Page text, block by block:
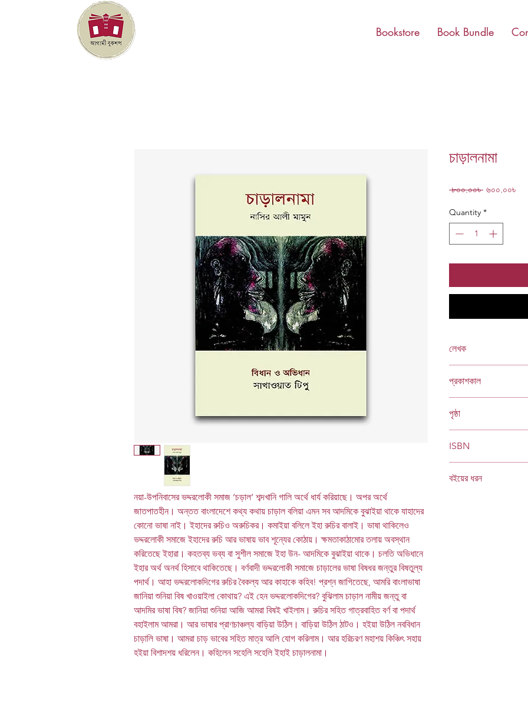
Bookstore Book Bundle
নয়া-উপনিবাসের ভদ্দরলোকী সমাজ ‘চড়াল’ শব্দখানি গালি অর্থে ধার্য করিয়াছে। অপর অর্থে
জাতপাতহীন। অন্তত বাংলাদেশে কথ্য কথায় চাড়াল বলিয়া এমন সব আদমিকে বুঝাইয়া থাকে যাহাদের
কোনো ভাষা নাই। ইহাদের রুচিও অরুচিকর। কমাইয়া বলিলে ইহা রুচির বালাই। ভাষা থাকিলেও
ভদ্দরলোকী সমাজে ইহাদের রুচি আর ভাষায় ভাব শূন্যের কোঠায়। ক্ষমতাকাঠামোর তলায় অবস্থান
করিতেছে ইহারা। কহতব্য ভব্য বা সুশীল সমাজে ইহা উন- আদমিকে বুঝাইয়া থাকে। চলতি অভিধানে
ইহার অর্থ অনর্থ হিসাবে থাকিতেছে। বর্ণবাদী ভদ্দরলোকী সমাজে চাড়ালের ভাষা বিষধর জন্তুর বিষতুল্য
পদার্থ। আহা ভদ্দরলোকদিগের রুচির বৈকল্য আর কাহাকে কহিব! প্রশ্ন জাগিতেছে, আমরি বাংলাভাষা
জানিয়া শুনিয়া বিষ খাওয়াইলা কোথায়? এই হেন ভদ্দরলোকদিগের? বুঝিলাম চাড়াল নামীয় জন্তু বা
আদমির ভাষা বিষ? জানিয়া শুনিয়া আজি আমরা বিষই খাইলাম। রুচির সহিত গাত্রবাহিত বর্ণ বা পদার্থ
বহাইলাম আমরা। আর ভাষার প্রাণচাঞ্চল্য বাড়িয়া উঠিল। বাড়িয়া উঠিল ঠাটও। হইয়া উঠিল নববিধান
চাড়ালি ভাষা। আমরা চাড় ভাবের সহিত মাত্র আলি যোগ করিলাম। আর হরিচরণ মহাশয় কিঞ্চিৎ সহায়
হইয়া বিশাদশয় ধরিলেন। কহিলেন সহেলি সহেলি ইহাই চাড়ালনামা।
চাড়ালনামা
৮০০.০০৳ Regular
৬০০.০০৳Sale
Quantity *
লেখক
প্রকাশকাল
পৃষ্ঠা
ISBN
বইয়ের ধরন